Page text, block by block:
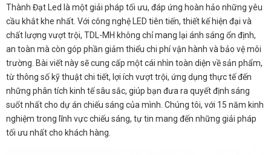
Thành Đạt Led là một giải pháp tối ưu, đáp ứng hoàn hảo những yêu
cầu khắt khe nhất. Với công nghệ LED tiên tiến, thiết kế hiện đại và
chất lượng vượt trội, TDL-MH không chỉ mang lại ánh sáng ổn định,
an toàn mà còn góp phần giảm thiểu chi phí vận hành và bảo vệ môi
trường. Bài viết này sẽ cung cấp một cái nhìn toàn diện về sản phẩm,
từ thông số kỹ thuật chi tiết, lợi ích vượt trội, ứng dụng thực tế đến
những phân tích kinh tế sâu sắc, giúp bạn đưa ra quyết định sáng
suốt nhất cho dự án chiếu sáng của mình. Chúng tôi, với 15 năm kinh
nghiệm trong lĩnh vực chiếu sáng, tự tin mang đến những giải pháp
tối ưu nhất cho khách hàng.